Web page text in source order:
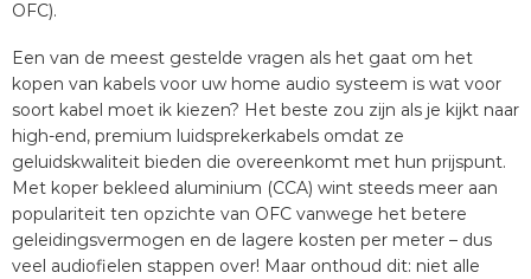
OFC).
Een van de meest gestelde vragen als het gaat om het
kopen van kabels voor uw home audio systeem is wat voor
soort kabel moet ik kiezen? Het beste zou zijn als je kijkt naar
high-end, premium luidsprekerkabels omdat ze
geluidskwaliteit bieden die overeenkomt met hun prijspunt.
Met koper bekleed aluminium (CCA) wint steeds meer aan
populariteit ten opzichte van OFC vanwege het betere
geleidingsvermogen en de lagere kosten per meter – dus
veel audiofielen stappen over! Maar onthoud dit: niet alle